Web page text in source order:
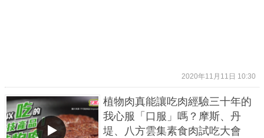
2020年11月11日 10:30
植物肉真能讓吃肉經驗三十年的
我心服「口服」嗎？摩斯、丹
堤、八方雲集素食肉試吃大會